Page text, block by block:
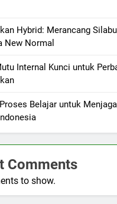
Hybrid: Merancang
New Normal
Internal Kunci untuk
Belajar untuk
Comments
to show.